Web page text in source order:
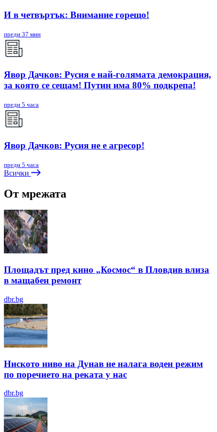
И в четвъртък: Внимание горещо!
преди 37 мин
Явор Дачков: Русия е най-голямата демокрация,
за която се сещам! Путин има 80% подкрепа!
преди 5 часа
Явор Дачков: Русия не е агресор!
преди 5 часа
Всички
От мрежата
Площадът пред кино „Космос“ в Пловдив влиза
в мащабен ремонт
dbr.bg
Ниското ниво на Дунав не налага воден режим
по поречието на реката у нас
dbr.bg